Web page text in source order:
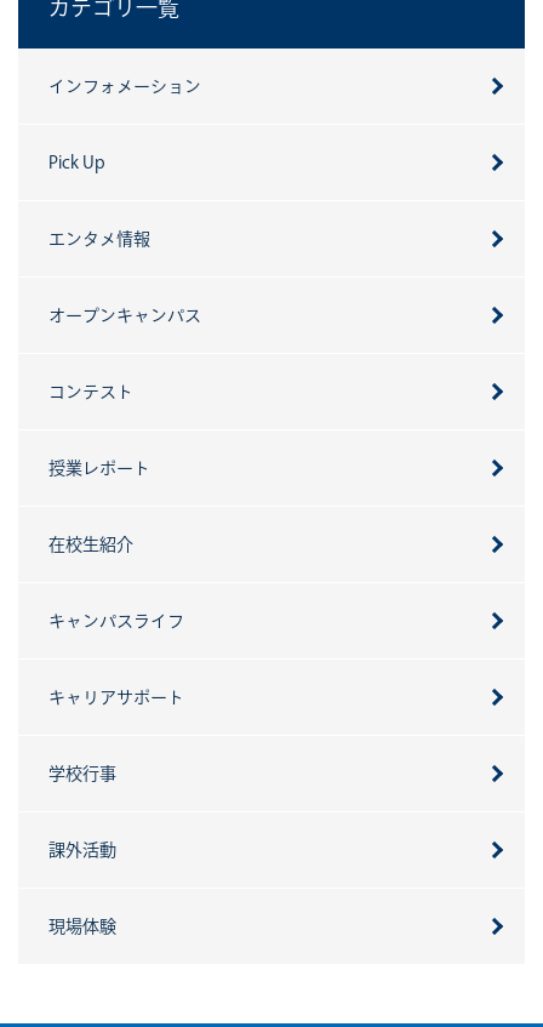
カテゴリ一覧
インフォメーション
Pick Up
エンタメ情報
オープンキャンパス
コンテスト
授業レポート
在校生紹介
キャンパスライフ
キャリアサポート
学校行事
課外活動
現場体験